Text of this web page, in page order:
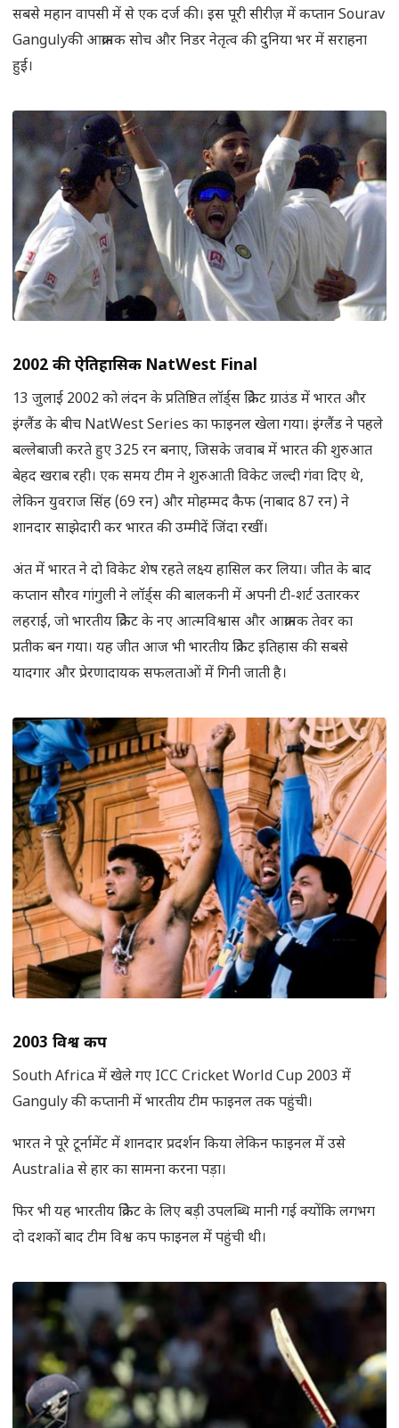
सबसे महान वापसी में से एक दर्ज की। इस पूरी सीरीज़ में कप्तान Sourav
Gangulyकी आक्रामक सोच और निडर नेतृत्व की दुनिया भर में सराहना
हुई।
2002 की ऐतिहासिक NatWest Final
13 जुलाई 2002 को लंदन के प्रतिष्ठित लॉर्ड्स क्रिकेट ग्राउंड में भारत और
इंग्लैंड के बीच NatWest Series का फाइनल खेला गया। इंग्लैंड ने पहले
बल्लेबाजी करते हुए 325 रन बनाए, जिसके जवाब में भारत की शुरुआत
बेहद खराब रही। एक समय टीम ने शुरुआती विकेट जल्दी गंवा दिए थे,
लेकिन युवराज सिंह (69 रन) और मोहम्मद कैफ (नाबाद 87 रन) ने
शानदार साझेदारी कर भारत की उम्मीदें जिंदा रखीं।
अंत में भारत ने दो विकेट शेष रहते लक्ष्य हासिल कर लिया। जीत के बाद
कप्तान सौरव गांगुली ने लॉर्ड्स की बालकनी में अपनी टी-शर्ट उतारकर
लहराई, जो भारतीय क्रिकेट के नए आत्मविश्वास और आक्रामक तेवर का
प्रतीक बन गया। यह जीत आज भी भारतीय क्रिकेट इतिहास की सबसे
यादगार और प्रेरणादायक सफलताओं में गिनी जाती है।
2003 विश्व कप
South Africa में खेले गए ICC Cricket World Cup 2003 में
Ganguly की कप्तानी में भारतीय टीम फाइनल तक पहुंची।
भारत ने पूरे टूर्नामेंट में शानदार प्रदर्शन किया लेकिन फाइनल में उसे
Australia से हार का सामना करना पड़ा।
फिर भी यह भारतीय क्रिकेट के लिए बड़ी उपलब्धि मानी गई क्योंकि लगभग
दो दशकों बाद टीम विश्व कप फाइनल में पहुंची थी।